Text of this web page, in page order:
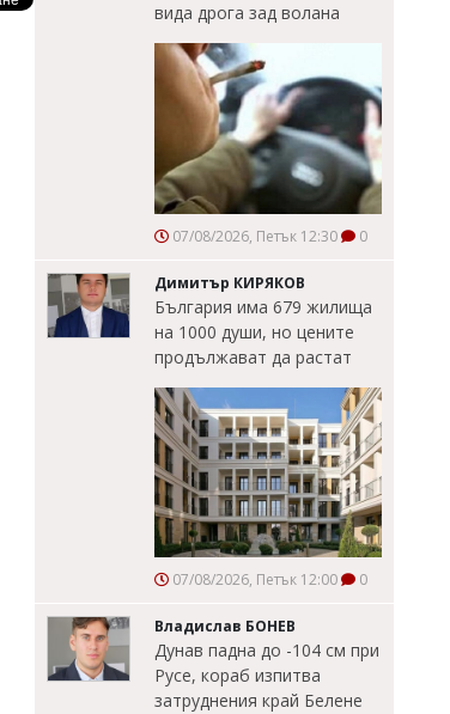
вида дрога зад волана
07/08/2026, Петък 12:30 0
Димитър КИРЯКОВ
България има 679 жилища
на 1000 души, но цените
продължават да растат
07/08/2026, Петък 12:00 0
Владислав БОНЕВ
Дунав падна до -104 см при
Русе, кораб изпитва
затруднения край Белене